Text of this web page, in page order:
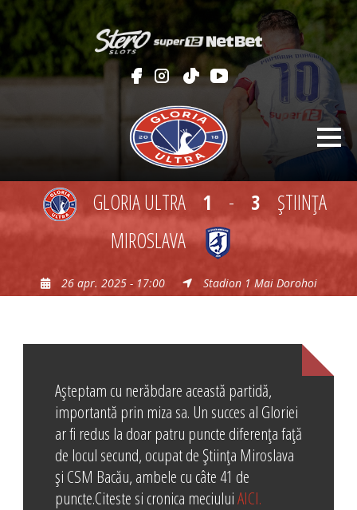
GLORIA ULTRA 1 - 3
ŞTIINŢA
MIROSLAVA
26 apr. 2025 - 17:00 Stadion 1 Mai Dorohoi
Așteptam cu nerăbdare această partidă,
importantă prin miza sa. Un succes al Gloriei
ar fi redus la doar patru puncte diferența față
de locul secund, ocupat de Știința Miroslava
și CSM Bacău, ambele cu câte 41 de
puncte.Citeste si cronica meciuluiAICI.